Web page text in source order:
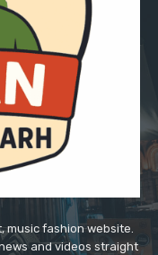
music fashion website.
and videos straight